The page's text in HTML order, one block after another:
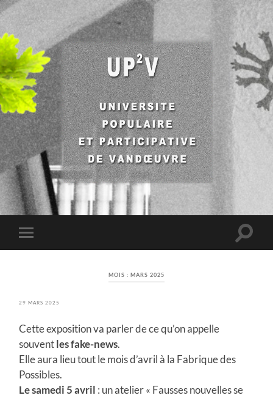
UP2V
Toggle
mobile
Toggle
MOIS : MARS 2025
29 MARS 2025
Cette exposition va parler de ce qu’on appelle
souventles fake-news.
Elle aura lieu tout le mois d’avril à la Fabrique des
Possibles.
Le samedi 5 avril : un atelier « Fausses nouvelles se